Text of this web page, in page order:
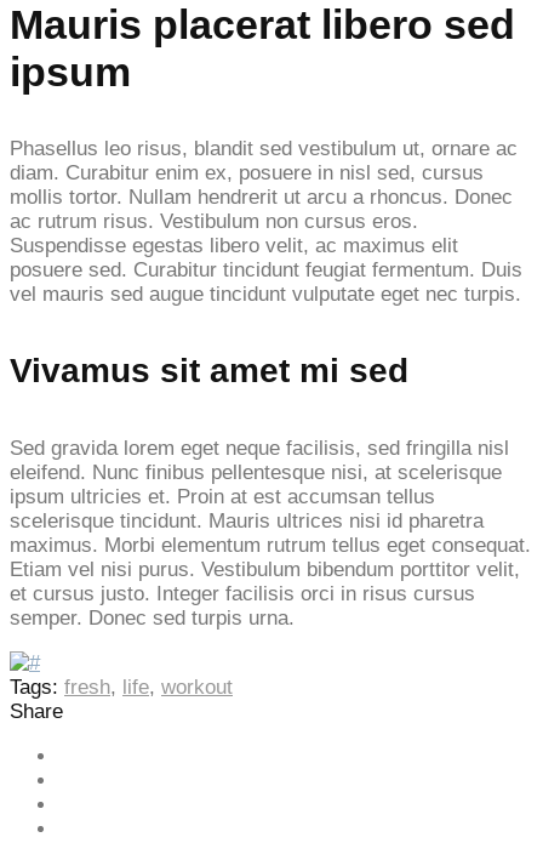
Mauris placerat libero sed
ipsum
Phasellus leo risus, blandit sed vestibulum ut, ornare ac
diam. Curabitur enim ex, posuere in nisl sed, cursus
mollis tortor. Nullam hendrerit ut arcu a rhoncus. Donec
ac rutrum risus. Vestibulum non cursus eros.
Suspendisse egestas libero velit, ac maximus elit
posuere sed. Curabitur tincidunt feugiat fermentum. Duis
vel mauris sed augue tincidunt vulputate eget nec turpis.
Vivamus sit amet mi sed
Sed gravida lorem eget neque facilisis, sed fringilla nisl
eleifend. Nunc finibus pellentesque nisi, at scelerisque
ipsum ultricies et. Proin at est accumsan tellus
scelerisque tincidunt. Mauris ultrices nisi id pharetra
maximus. Morbi elementum rutrum tellus eget consequat.
Etiam vel nisi purus. Vestibulum bibendum porttitor velit,
et cursus justo. Integer facilisis orci in risus cursus
semper. Donec sed turpis urna.
Tags: fresh, life, workout
Share